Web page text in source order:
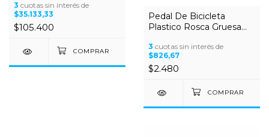
3 cuotas sin interés de
$35.133,33
$105.400
Pedal De Bicicleta
Plastico Rosca Gruesa
3 cuotas sin interés de
$826,67
$2.480